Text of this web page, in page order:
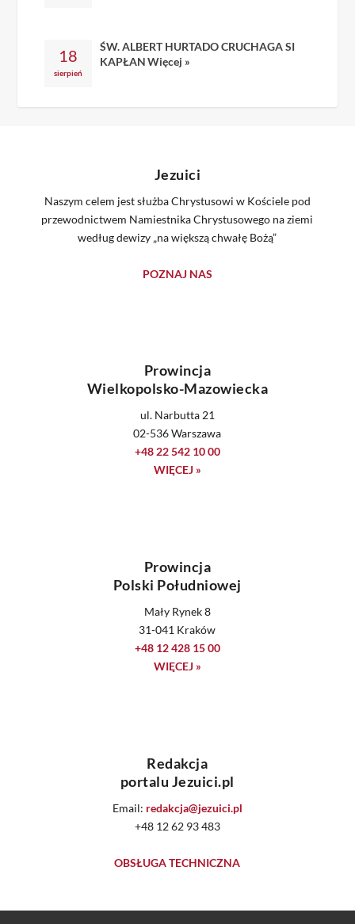
18
sierpień
ŚW. ALBERT HURTADO CRUCHAGA SI
KAPŁAN Więcej »
Jezuici
Naszym celem jest służba Chrystusowi w Kościele pod
przewodnictwem Namiestnika Chrystusowego na ziemi
według dewizy „na większą chwałę Bożą”
POZNAJ NAS
Prowincja
Wielkopolsko-Mazowiecka
ul. Narbutta 21
02-536 Warszawa
+48 22 542 10 00
WIĘCEJ »
Prowincja
Polski Południowej
Mały Rynek 8
31-041 Kraków
+48 12 428 15 00
WIĘCEJ »
Redakcja
portalu Jezuici.pl
Email: redakcja@jezuici.pl
+48 12 62 93 483
OBSŁUGA TECHNICZNA